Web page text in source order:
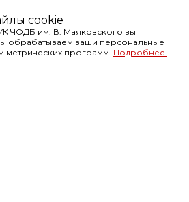
cookie
ЧОДБ им. В. Маяковского вы
обрабатываем ваши персональные
метрических программ. Подробнее.